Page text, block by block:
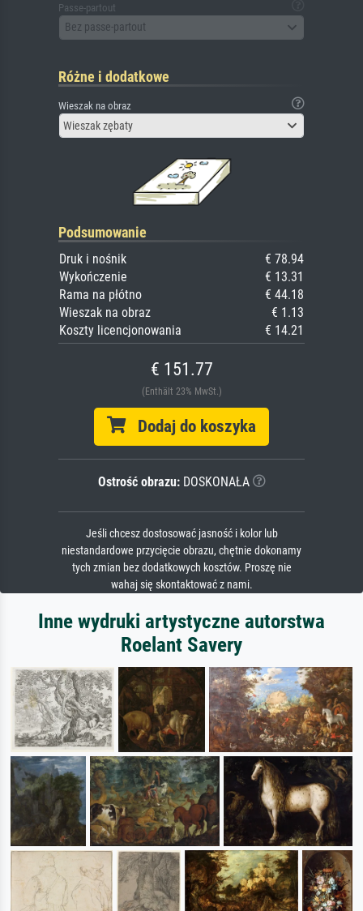
Passe-partout
Bez passe-partout
Różne i dodatkowe
Wieszak na obraz
Wieszak zębaty
Podsumowanie
Druk i nośnik
€ 78.94
Wykończenie
€ 13.31
Rama na płótno
€ 44.18
Wieszak na obraz
€ 1.13
Koszty licencjonowania
€ 14.21
€ 151.77
(Enthält 23% MwSt.)
Dodaj do koszyka
Ostrość obrazu:DOSKONAŁA
Jeśli chcesz dostosować jasność i kolor lub
niestandardowe przycięcie obrazu, chętnie dokonamy
tych zmian bez dodatkowych kosztów. Proszę nie
wahaj się skontaktować z nami.
Inne wydruki artystyczne autorstwa
Roelant Savery